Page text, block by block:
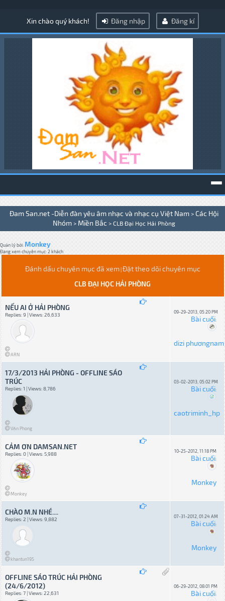
Xin chào quý khách! Đăng nhập Đăng kí
Đam San.net -Diễn đàn yêu âm nhạc và nhạc cụ Việt Nam > Các Hội
Nhóm > Miền Bắc > CLB Đại Học Hải Phòng
Quản lý bởi:Monkey
Đang xem chuyên mục: 2 khách
Đánh dấu chuyên mục đã xem| Đặt theo dõi chuyên mục
CLB ĐẠI HỌC HẢI PHÒNG
NẾU AI Ở HẢI PHÒNG
Replies: 9 | Views: 26,633
ARN
09-29-2013, 05:20 PM
Bài cuối:
dizi phươngnam
17/3/2013 HẢI PHÒNG - OFFLINE SÁO
TRÚC
Replies: 1 | Views: 8,786
VẠn Phong
03-02-2013, 05:02 PM
Bài cuối:
caotriminh_hp
CẢM ƠN DAMSAN.NET
Replies: 0 | Views: 5,988
Monkey
10-25-2012, 11:18 PM
Bài cuối:
Monkey
CHÀO M.N NHÉ....
Replies: 2 | Views: 9,882
khantun195
07-31-2012, 01:24 AM
Bài cuối:
Monkey
OFFLINE SÁO TRÚC HẢI PHÒNG
(24/6/2012)
Replies: 7 | Views: 22,631
06-29-2012, 08:01 PM
Bài cuối: